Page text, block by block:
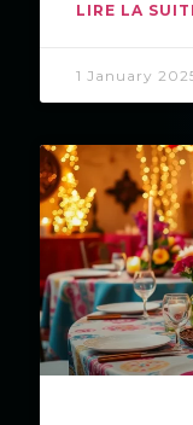
LIRE LA
1 January